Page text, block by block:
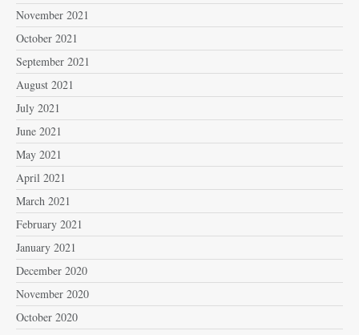
November 2021
October 2021
September 2021
August 2021
July 2021
June 2021
May 2021
April 2021
March 2021
February 2021
January 2021
December 2020
November 2020
October 2020